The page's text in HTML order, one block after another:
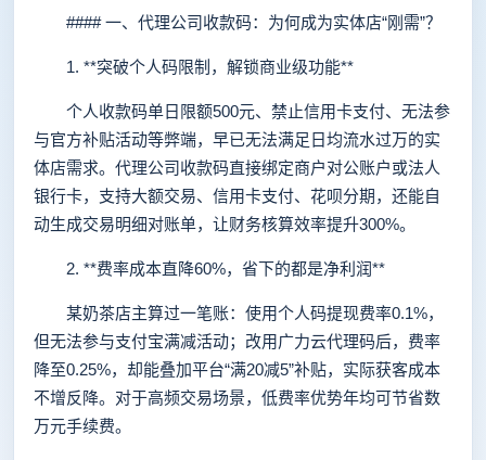
#### 一、代理公司收款码：为何成为实体店“刚需”？
1. **突破个人码限制，解锁商业级功能**
个人收款码单日限额500元、禁止信用卡支付、无法参
与官方补贴活动等弊端，早已无法满足日均流水过万的实
体店需求。代理公司收款码直接绑定商户对公账户或法人
银行卡，支持大额交易、信用卡支付、花呗分期，还能自
动生成交易明细对账单，让财务核算效率提升300%。
2. **费率成本直降60%，省下的都是净利润**
某奶茶店主算过一笔账：使用个人码提现费率0.1%，
但无法参与支付宝满减活动；改用广力云代理码后，费率
降至0.25%，却能叠加平台“满20减5”补贴，实际获客成本
不增反降。对于高频交易场景，低费率优势年均可节省数
万元手续费。